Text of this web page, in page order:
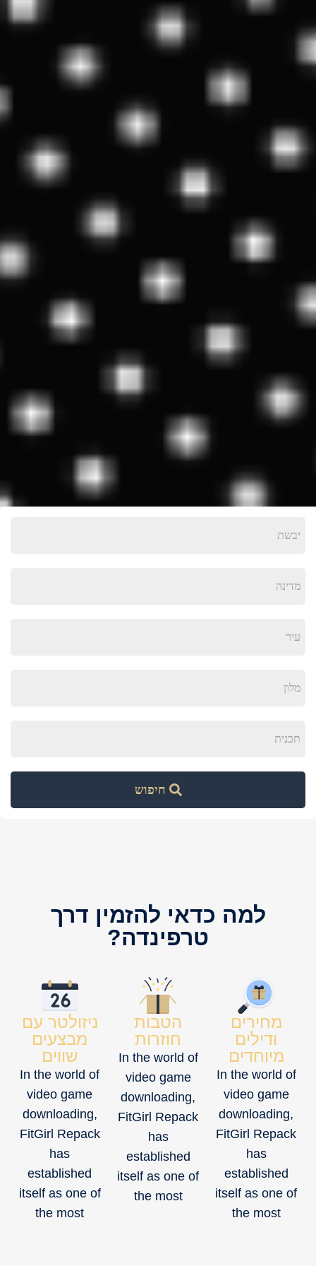
יבשת
מדינה
עיר
מלון
תכנית
חיפוש
למה כדאי להזמין דרך
טרפינדה?
מחירים
ודילים
מיוחדים
In the world of
video game
downloading,
FitGirl Repack
has
established
itself as one of
the most
הטבות
חוזרות
In the world of
video game
downloading,
FitGirl Repack
has
established
itself as one of
the most
ניזולטר עם
מבצעים
שווים
In the world of
video game
downloading,
FitGirl Repack
has
established
itself as one of
the most